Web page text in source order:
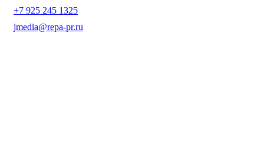
+7 925 245 1325
jmedia@repa-pr.ru